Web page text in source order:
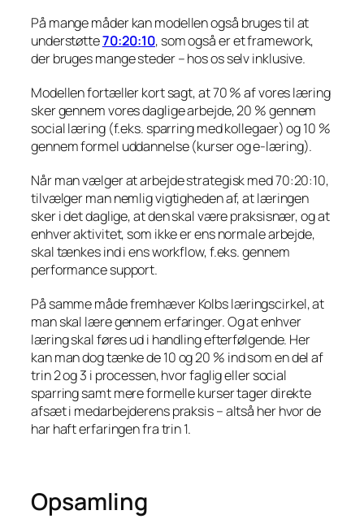
På mange måder kan modellen også bruges til at
understøtte70:20:10, som også er et framework,
der bruges mange steder – hos os selv inklusive.
Modellen fortæller kort sagt, at 70 % af vores læring
sker gennem vores daglige arbejde, 20 % gennem
social læring (f.eks. sparring med kollegaer) og 10 %
gennem formel uddannelse (kurser og e-læring).
Når man vælger at arbejde strategisk med 70:20:10,
tilvælger man nemlig vigtigheden af, at læringen
sker i det daglige, at den skal være praksisnær, og at
enhver aktivitet, som ikke er ens normale arbejde,
skal tænkes ind i ens workflow, f.eks. gennem
performance support.
På samme måde fremhæver Kolbs læringscirkel, at
man skal lære gennem erfaringer. Og at enhver
læring skal føres ud i handling efterfølgende. Her
kan man dog tænke de 10 og 20 % ind som en del af
trin 2 og 3 i processen, hvor faglig eller social
sparring samt mere formelle kurser tager direkte
afsæt i medarbejderens praksis – altså her hvor de
har haft erfaringen fra trin 1.
Opsamling